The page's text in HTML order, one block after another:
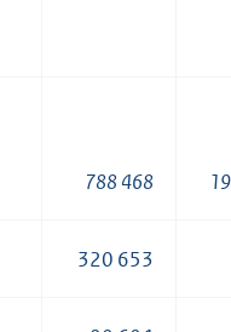
788 468
320 653